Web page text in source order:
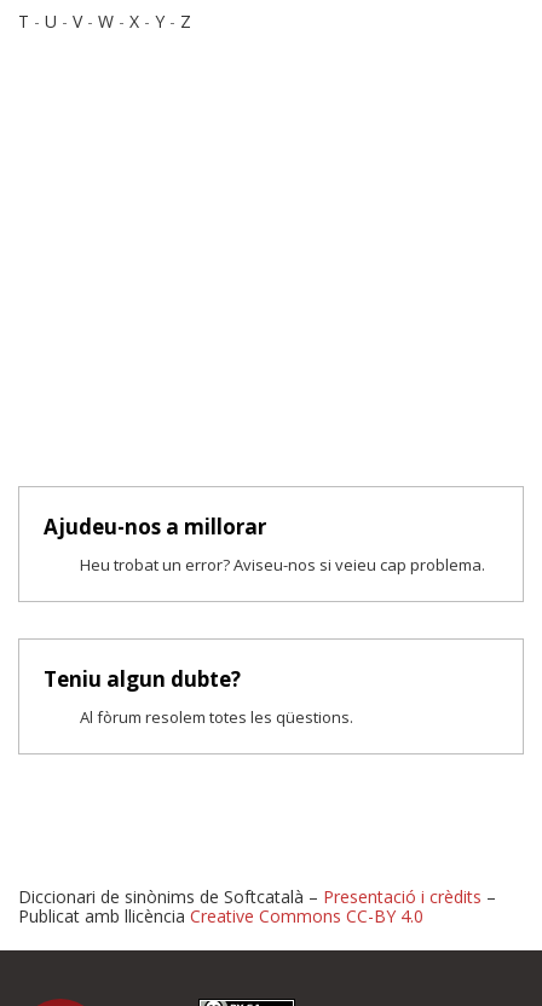
T - U - V- W - X - Y - Z
Ajudeu-nos a millorar
Heu trobat un error? Aviseu-nos si veieu cap problema.
Teniu algun dubte?
Al fòrum resolem totes les qüestions.
Diccionari de sinònims de Softcatalà – Presentació i crèdits –
Publicat amb llicència Creative Commons CC-BY 4.0